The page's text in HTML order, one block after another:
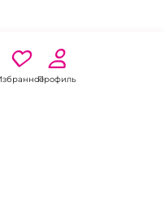
Профиль